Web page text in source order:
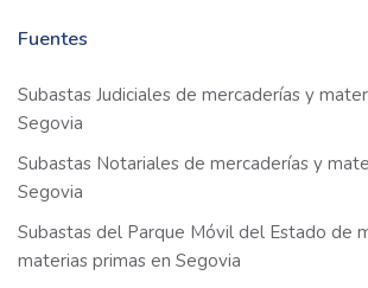
Fuentes
Subastas Judiciales de mercaderías y
Segovia
Subastas Notariales de mercaderías y
Segovia
Subastas del Parque Móvil del Estado de
materias primas en Segovia